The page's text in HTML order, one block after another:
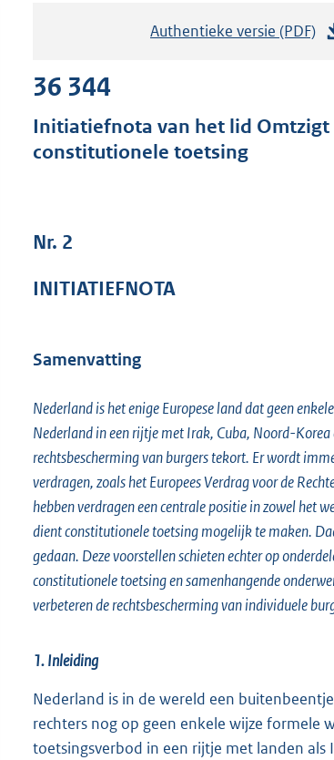
Authentieke versie (PDF)
a
4
b
36 344
Initiatiefnota van het lid
constitutionele toetsing
Nr. 2
INITIATIEFNOTA
Samenvatting
Nederland is het enige Europese land dat geen
Nederland in een rijtje met Irak, Cuba, Noord-
rechtsbescherming van burgers tekort. Er wordt
verdragen, zoals het Europees Verdrag voor de
hebben verdragen een centrale positie in zowel het
dient constitutionele toetsing mogelijk te maken.
gedaan. Deze voorstellen schieten echter op
constitutionele toetsing en samenhangende
verbeteren de rechtsbescherming van individuele
1. Inleiding
Nederland is in de wereld een
rechters nog op geen enkele wijze formele
toetsingsverbod in een rijtje met landen als